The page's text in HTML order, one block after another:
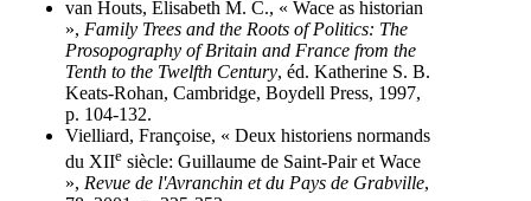
van Houts, Elisabeth M. C., « Wace as historian
», Family Trees and the Roots of Politics: The
Prosopography of Britain and France from the
Tenth to the Twelfth Century, éd. Katherine S. B.
Keats-Rohan, Cambridge, Boydell Press, 1997,
p. 104-132.
Vielliard, Françoise, « Deux historiens normands
du XIIe siècle: Guillaume de Saint-Pair et Wace
», Revue de l'Avranchin et du Pays de Grabville,